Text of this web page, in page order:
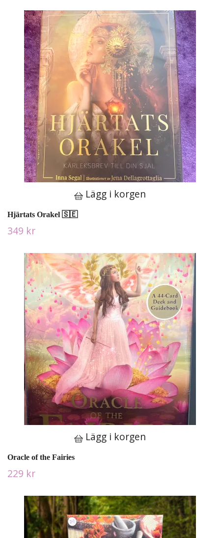
Lägg i korgen
Hjärtats Orakel 🇸🇪
349 kr
Lägg i korgen
Oracle of the Fairies
229 kr